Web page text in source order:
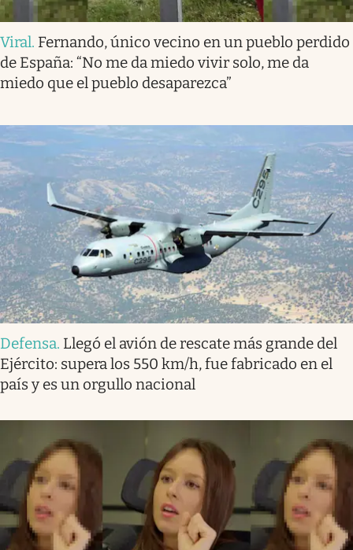
Viral. Fernando, único vecino en un pueblo perdido
de España: “No me da miedo vivir solo, me da
miedo que el pueblo desaparezca”
Defensa. Llegó el avión de rescate más grande del
Ejército: supera los 550 km/h, fue fabricado en el
país y es un orgullo nacional